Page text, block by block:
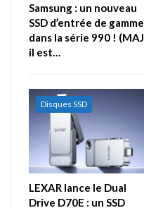
Samsung : un nouveau
SSD d’entrée de gamme
dans la série 990 ! (MAJ
il est…
Disques SSD
LEXAR lance le Dual
Drive D70E : un SSD